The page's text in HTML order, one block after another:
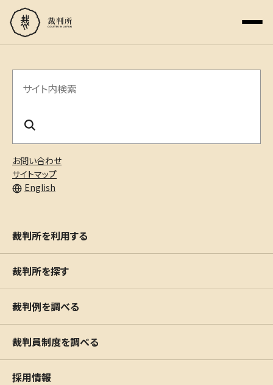
お問い合わせ
サイトマップ
English
サ
内
検
索
裁判所を利用する
裁判所を探す
裁判例を調べる
裁判員制度を調べる
採用情報